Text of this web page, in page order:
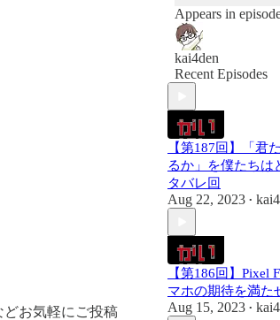
お気軽にご投稿
6-
tMVjTA/viewform
番組の感想や要
始めました。無
お気軽にどうぞ
かいだんのつぶ
（Discordコミ
https://discord.gg/
気軽に中身をの
コミュニティも
https://
/
Appears in
kai4den
Recent Episodes
【第187回】「君
るか」を僕たちは
タバレ回
Aug 22, 2023 •
【第186回】Pixel
マホの期待を満た
Aug 15, 2023 •